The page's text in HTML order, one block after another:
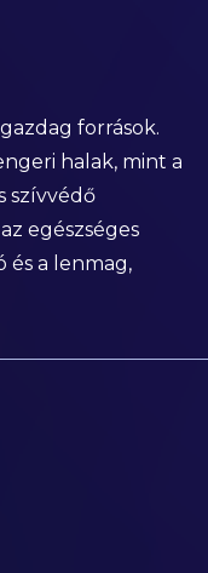
források.
halak, mint a
szívvédő
egészséges
és a lenmag,